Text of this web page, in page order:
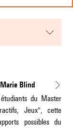
Blind
du Master
Jeux", cette
possibles du